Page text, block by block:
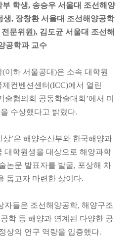
학생, 송승우 서울대 조선해양
생, 장창환 서울대 조선해양공학
문위원), 김도균 서울대 조선해
공학과 교수
이하 서울공대)은 소속 대학원
컨벤션센터(ICC)에서 열린
술협의회 공동학술대회’에서 미
수상했다고 밝혔다.
상’은 해양수산부와 한국해양과
대학원생을 대상으로 해양과학
논문 발표자를 발굴, 포상해 차
돕고자 마련한 상이다.
자들은 조선해양공학, 해양구조
학 등 해양과 연계된 다양한 공
상의 연구 역량을 입증했다.